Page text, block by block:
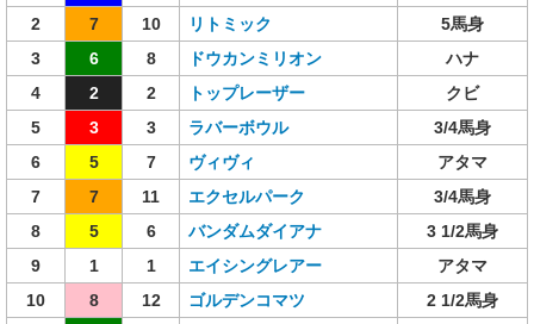
2
7 10 リトミック
5馬身
3
6 8 ドウカンミリオン
ハナ
4
2 2 トップレーザー
クビ
5
3 3 ラバーボウル
3/4馬身
6
5 7 ヴィヴィ
アタマ
7
7 11 エクセルパーク
3/4馬身
8
5 6 バンダムダイアナ
3 1/2馬身
9
1 1 エイシングレアー
アタマ
10
8 12 ゴルデンコマツ
2 1/2馬身